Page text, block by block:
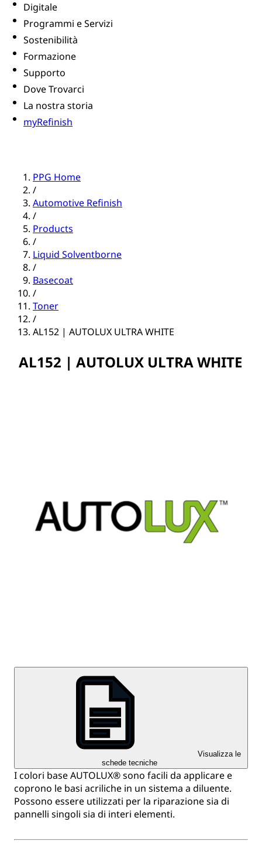
Digitale
Programmi e Servizi
Sostenibilità
Formazione
Supporto
Dove Trovarci
La nostra storia
myRefinish
PPG Home
/
Automotive Refinish
/
Products
/
Liquid Solventborne
/
Basecoat
/
Toner
/
AL152 | AUTOLUX ULTRA WHITE
AL152 | AUTOLUX ULTRA WHITE
Visualizza le
schede tecniche
I colori base AUTOLUX® sono facili da applicare e
coprono le basi acriliche in un sistema a diluente.
Possono essere utilizzati per la riparazione sia di
pannelli singoli sia di interi elementi.